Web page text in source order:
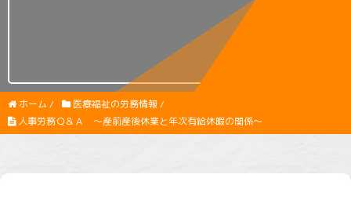
ホーム / 医療福祉の労務情報/
人事労務Ｑ＆Ａ ～産前産後休業と年次有給休暇の関係～